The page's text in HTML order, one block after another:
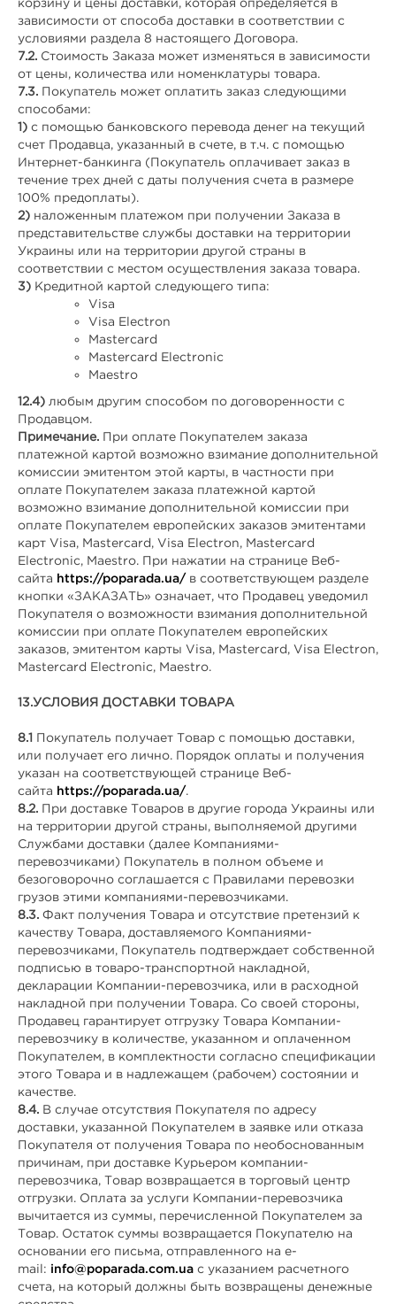
зависимости от способа доставки в соответствии с
условиями раздела 8 настоящего Договора.
7.2. Стоимость Заказа может изменяться в зависимости
от цены, количества или номенклатуры товара.
7.3. Покупатель может оплатить заказ следующими
способами:
1) с помощью банковского перевода денег на текущий
счет Продавца, указанный в счете, в т.ч. с помощью
Интернет-банкинга (Покупатель оплачивает заказ в
течение трех дней с даты получения счета в размере
100% предоплаты).
2) наложенным платежом при получении Заказа в
представительстве службы доставки на территории
Украины или на территории другой страны в
соответствии с местом осуществления заказа товара.
3) Кредитной картой следующего типа:
Visa
Visa Electron
Mastercard
Mastercard Electronic
Maestro
12.4) любым другим способом по договоренности с
Продавцом.
Примечание. При оплате Покупателем заказа
платежной картой возможно взимание дополнительной
комиссии эмитентом этой карты, в частности при
оплате Покупателем заказа платежной картой
возможно взимание дополнительной комиссии при
оплате Покупателем европейских заказов эмитентами
карт Visa, Mastercard, Visa Electron, Mastercard
Electronic, Maestro. При нажатии на странице Веб-
сайта https://poparada.ua/в соответствующем разделе
кнопки «ЗАКАЗАТЬ» означает, что Продавец уведомил
Покупателя о возможности взимания дополнительной
комиссии при оплате Покупателем европейских
заказов, эмитентом карты Visa, Mastercard, Visa Electron,
Mastercard Electronic, Maestro.
13.УСЛОВИЯ ДОСТАВКИ ТОВАРА
8.1 Покупатель получает Товар с помощью доставки,
или получает его лично. Порядок оплаты и получения
указан на соответствующей странице Веб-
сайта https://poparada.ua/.
8.2. При доставке Товаров в другие города Украины или
на территории другой страны, выполняемой другими
Службами доставки (далее Компаниями-
перевозчиками) Покупатель в полном объеме и
безоговорочно соглашается с Правилами перевозки
грузов этими компаниями-перевозчиками.
8.3. Факт получения Товара и отсутствие претензий к
качеству Товара, доставляемого Компаниями-
перевозчиками, Покупатель подтверждает собственной
подписью в товаро-транспортной накладной,
декларации Компании-перевозчика, или в расходной
накладной при получении Товара. Со своей стороны,
Продавец гарантирует отгрузку Товара Компании-
перевозчику в количестве, указанном и оплаченном
Покупателем, в комплектности согласно спецификации
этого Товара и в надлежащем (рабочем) состоянии и
качестве.
8.4. В случае отсутствия Покупателя по адресу
доставки, указанной Покупателем в заявке или отказа
Покупателя от получения Товара по необоснованным
причинам, при доставке Курьером компании-
перевозчика, Товар возвращается в торговый центр
отгрузки. Оплата за услуги Компании-перевозчика
вычитается из суммы, перечисленной Покупателем за
Товар. Остаток суммы возвращается Покупателю на
основании его письма, отправленного на e-
mail: info@poparada.com.ua с указанием расчетного
счета, на который должны быть возвращены денежные